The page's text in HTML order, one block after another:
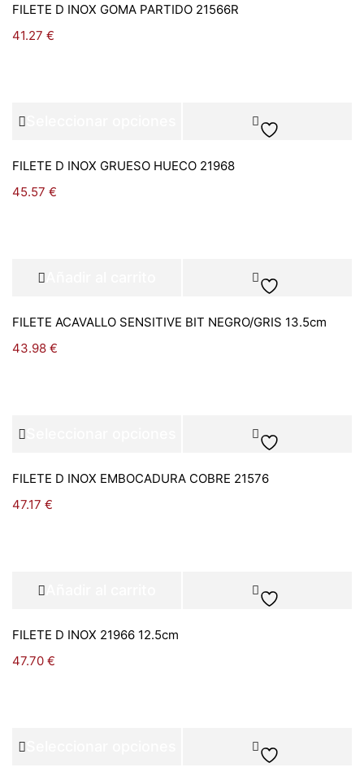
FILETE D INOX GOMA PARTIDO 21566R
41.27 €
FILETE D INOX GRUESO HUECO 21968
45.57 €
FILETE ACAVALLO SENSITIVE BIT NEGRO/GRIS 13.5cm
43.98 €
FILETE D INOX EMBOCADURA COBRE 21576
47.17 €
FILETE D INOX 21966 12.5cm
47.70 €